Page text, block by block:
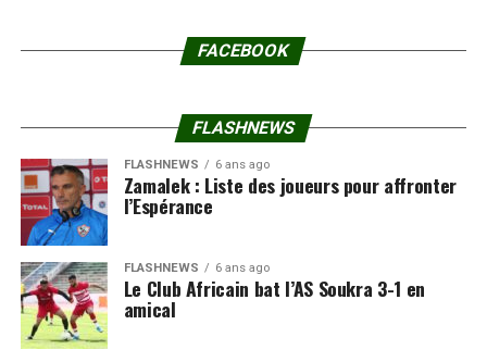
FACEBOOK
FLASHNEWS
FLASHNEWS 6 ans ago
Zamalek : Liste des joueurs pour affronter
l’Espérance
FLASHNEWS 6 ans ago
Le Club Africain bat l’AS Soukra 3-1 en
amical